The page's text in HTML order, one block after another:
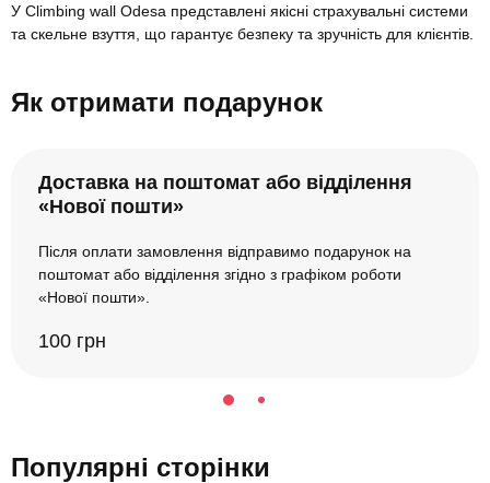
У Climbing wall Odesa представлені якісні страхувальні системи
та скельне взуття, що гарантує безпеку та зручність для клієнтів.
Як отримати подарунок
Доставка на поштомат або відділення
«Нової пошти»
Після оплати замовлення відправимо подарунок на
поштомат або відділення згідно з графіком роботи
«Нової пошти».
100 грн
Популярні сторінки